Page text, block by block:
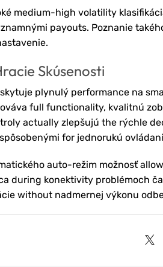
medium-high volatility
payouts. Poznanie
Skúsenosti
plynulý performance na
full functionality, kvalitnú
actually zlepšujú the rýchle
for jednorukú
auto-režim možnosť
during konektivity problémoch
without nadmernej výkonu